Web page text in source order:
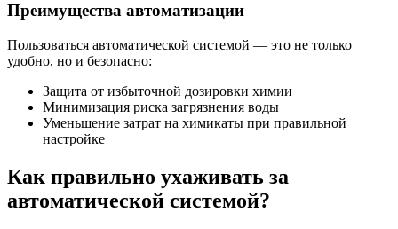
Преимущества автоматизации
Пользоваться автоматической системой — это не только
удобно, но и безопасно:
Защита от избыточной дозировки химии
Минимизация риска загрязнения воды
Уменьшение затрат на химикаты при правильной
настройке
Как правильно ухаживать за
автоматической системой?